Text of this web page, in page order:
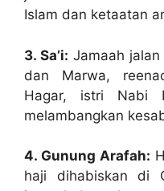
Islam dan ketaatan
3. Sa’i: Jamaah
dan Marwa,
Hagar, istri Nabi
melambangkan
4. Gunung Arafah:
haji dihabiskan di